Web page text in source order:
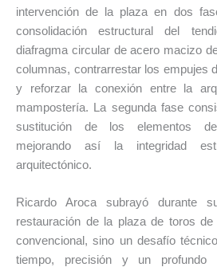
intervención de la plaza en dos
consolidación estructural del
diafragma circular de acero macizo
columnas, contrarrestar los empujes
y reforzar la conexión entre la
mampostería. La segunda fase
sustitución de los elementos de
mejorando así la integridad
arquitectónico.
Ricardo Aroca subrayó durante
restauración de la plaza de toros
convencional, sino un desafío
tiempo, precisión y un